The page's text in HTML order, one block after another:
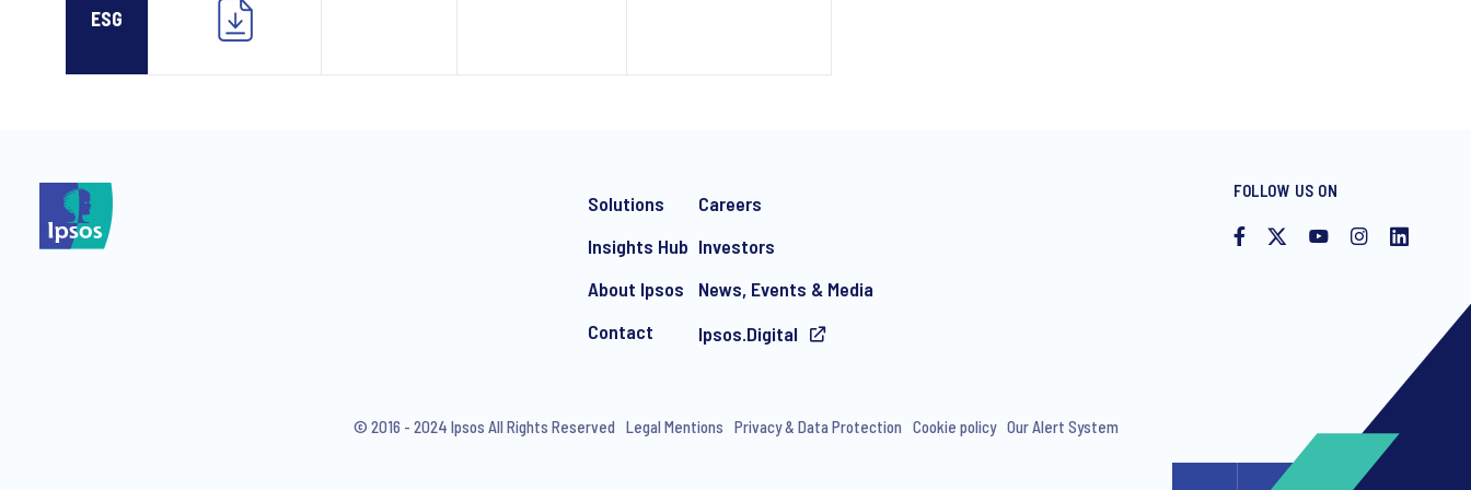
ESG
Solutions
Insights Hub
About Ipsos
Contact
Careers
Investors
News, Events & Media
Ipsos.Digital
FOLLOW US ON
© 2016 - 2024 Ipsos All Rights Reserved Legal Mentions Privacy & Data Protection Cookie policy Our Alert System